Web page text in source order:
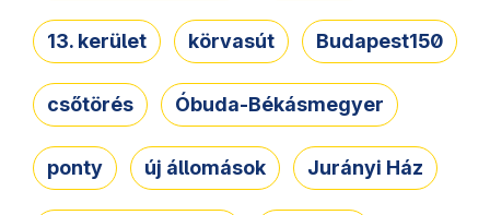
13. kerület körvasút Budapest150
csőtörés Óbuda-Békásmegyer
ponty új állomások Jurányi Ház